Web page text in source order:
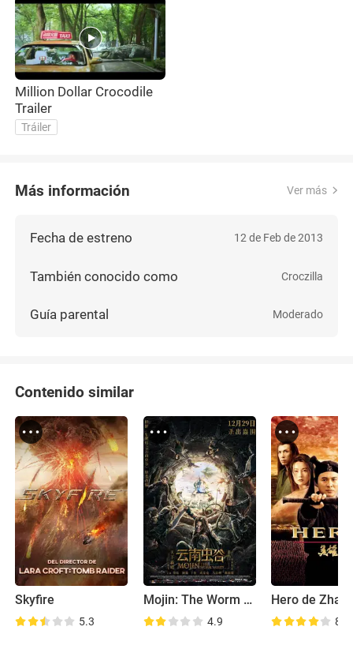
Million Dollar Crocodile
Trailer
Tráiler
Más información Ver más
Fecha de estreno 12 de Feb de 2013
También conocido como Croczilla
Guía parental Moderado
Contenido similar
Skyfire
5.3
Mojin: The Worm Valley
4.9 8.0